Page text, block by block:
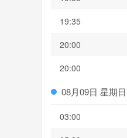
19:35
20:00
20:00
08月09日 星期日
03:00